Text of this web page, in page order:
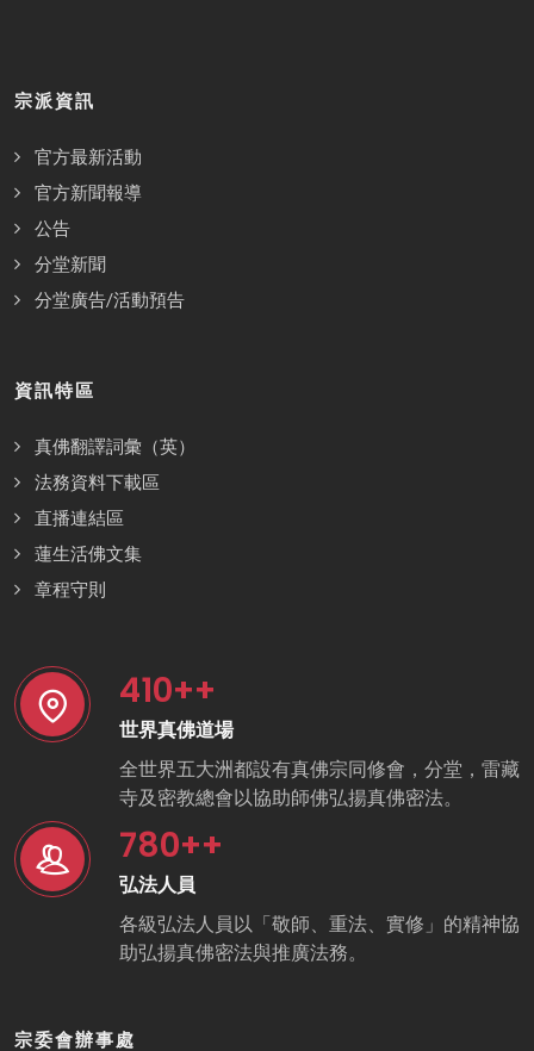
宗派資訊
官方最新活動
官方新聞報導
公告
分堂新聞
分堂廣告/活動預告
資訊特區
真佛翻譯詞彙（英）
法務資料下載區
直播連結區
蓮生活佛文集
章程守則
410++
世界真佛道場
全世界五大洲都設有真佛宗同修會，分堂，雷藏
寺及密教總會以協助師佛弘揚真佛密法。
780++
弘法人員
各級弘法人員以「敬師、重法、實修」的精神協
助弘揚真佛密法與推廣法務。
宗委會辦事處